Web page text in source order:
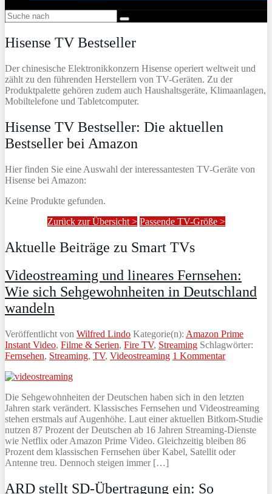
Hisense TV Bestseller
Der chinesische Elektronikkonzern Hisense operiert weltweit und
zählt zu den führenden Herstellern von TV-Geräten. Zu der
Produktpalette gehören zudem auch Haushaltsgeräte, Klimaanlagen,
Mobiltelefone und Tabletcomputer.
Hisense TV Bestseller: Die aktuellen
Bestseller bei Amazon
Hier finden Sie eine Auswahl der interessantesten TV-Geräte von
Hisense bei Amazon:
Keine Produkte gefunden.
Zurück zur Übersicht > Passende TV-Größe >
Aktuelle Beiträge zu Smart TVs
Videostreaming und lineares Fernsehen:
Wie sich Sehgewohnheiten in Deutschland
wandeln
Veröffentlicht von Wilfred Lindo Kategorie(n): Amazon Prime
Instant Video, Filme & Serien, Fire TV, Streaming Schlagwörter:
Fernsehen, Streaming, TV, Videostreaming 1 Kommentar
Die Sehgewohnheiten der Deutschen haben sich in den letzten
Jahren stark verändert. Klassisches Fernsehen und Videostreaming
stehen erstmals auf Augenhöhe. Laut einer aktuellen Bitkom-Studie
nutzen 87 Prozent der Deutschen ab 16 Jahren Streaming-Dienste
wie Netflix oder Amazon Prime Video. Gleichzeitig bleiben 86
Prozent dem klassischen Fernsehen über Kabel, Satellit oder
Antenne treu. Dennoch steigen immer […]
ARD stellt SD-Übertragung ein: So